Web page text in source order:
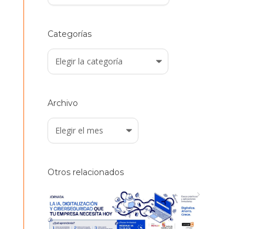
Categorías
Categorías
Archivo
Archivo
Otros relacionados